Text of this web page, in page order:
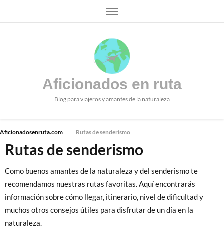
Aficionados en ruta
Blog para viajeros y amantes de la naturaleza
Aficionadosenruta.com Rutas de senderismo
Rutas de senderismo
Como buenos amantes de la naturaleza y del senderismo te
recomendamos nuestras rutas favoritas. Aquí encontrarás
información sobre cómo llegar, itinerario, nivel de dificultad y
muchos otros consejos útiles para disfrutar de un día en la
naturaleza.